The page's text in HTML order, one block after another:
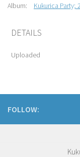
Album: Kukurica Party;
DETAILS
Uploaded
FOLLOW: